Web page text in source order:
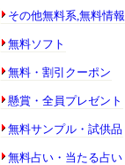
その他無料系,無料情報
無料ソフト
無料・割引クーポン
懸賞・全員プレゼント
無料サンプル・試供品
無料占い・当たる占い